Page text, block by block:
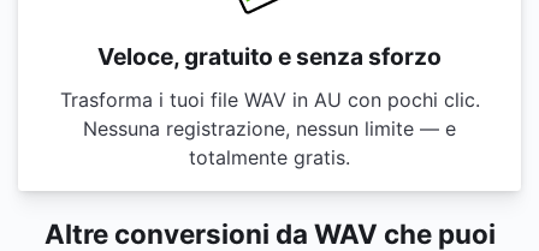
Veloce, gratuito e senza sforzo
Trasforma i tuoi file WAV in AU con pochi clic.
Nessuna registrazione, nessun limite — e
totalmente gratis.
Altre conversioni da WAV che puoi